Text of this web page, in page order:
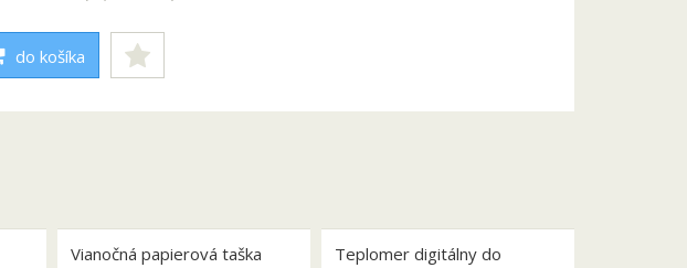
do košíka
Vianočná papierová taška
Teplomer digitálny do